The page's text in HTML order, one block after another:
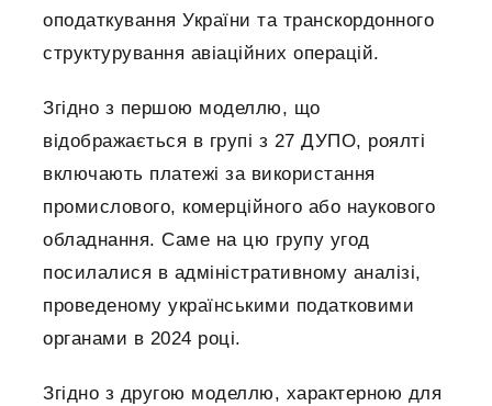
оподаткування України та транскордонного
структурування авіаційних операцій.
Згідно з першою моделлю, що
відображається в групі з 27 ДУПО, роялті
включають платежі за використання
промислового, комерційного або наукового
обладнання. Саме на цю групу угод
посилалися в адміністративному аналізі,
проведеному українськими податковими
органами в 2024 році.
Згідно з другою моделлю, характерною для